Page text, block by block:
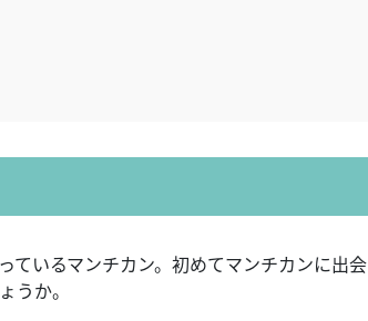
ているマンチカン。初めてマンチカンに出会
うか。